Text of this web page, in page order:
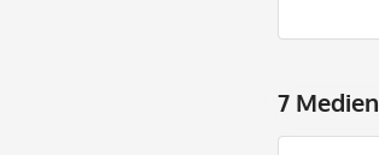
7 Medien